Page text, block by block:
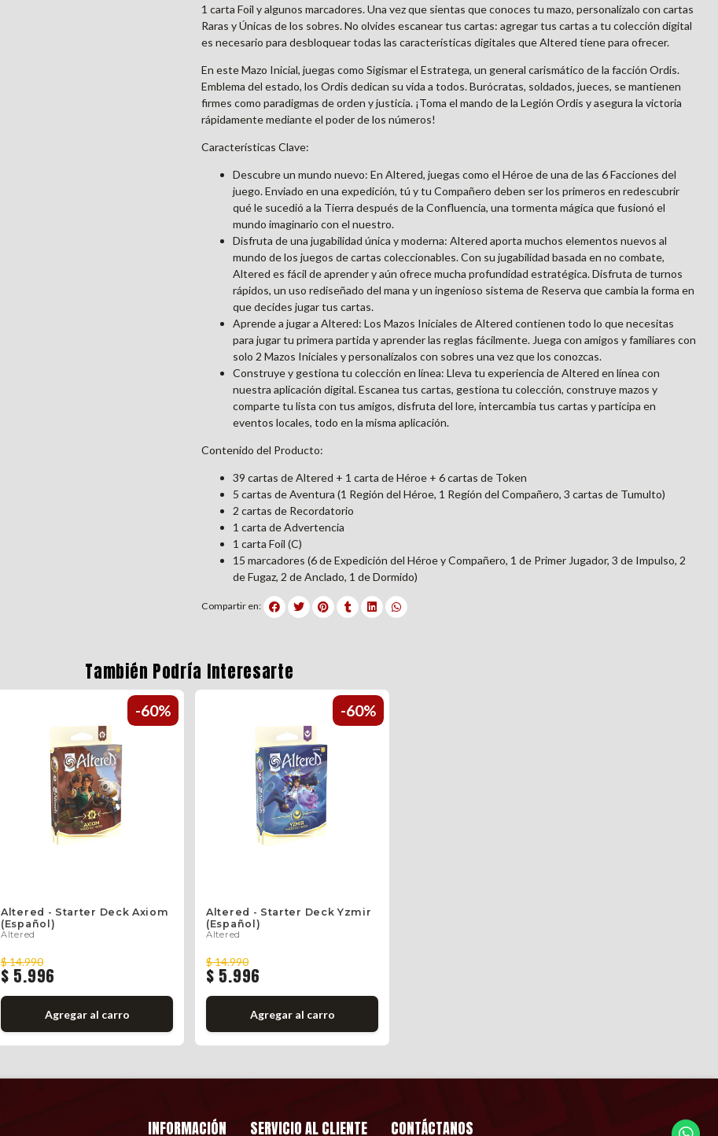
1 carta Foil y algunos marcadores. Una vez que sientas que conoces tu mazo, personalízalo con cartas
Raras y Únicas de los sobres. No olvides escanear tus cartas: agregar tus cartas a tu colección digital
es necesario para desbloquear todas las características digitales que Altered tiene para ofrecer.
En este Mazo Inicial, juegas como Sigismar el Estratega, un general carismático de la facción Ordis.
Emblema del estado, los Ordis dedican su vida a todos. Burócratas, soldados, jueces, se mantienen
firmes como paradigmas de orden y justicia. ¡Toma el mando de la Legión Ordis y asegura la victoria
rápidamente mediante el poder de los números!
Características Clave:
Descubre un mundo nuevo: En Altered, juegas como el Héroe de una de las 6 Facciones del
juego. Enviado en una expedición, tú y tu Compañero deben ser los primeros en redescubrir
qué le sucedió a la Tierra después de la Confluencia, una tormenta mágica que fusionó el
mundo imaginario con el nuestro.
Disfruta de una jugabilidad única y moderna: Altered aporta muchos elementos nuevos al
mundo de los juegos de cartas coleccionables. Con su jugabilidad basada en no combate,
Altered es fácil de aprender y aún ofrece mucha profundidad estratégica. Disfruta de turnos
rápidos, un uso rediseñado del mana y un ingenioso sistema de Reserva que cambia la forma en
que decides jugar tus cartas.
Aprende a jugar a Altered: Los Mazos Iniciales de Altered contienen todo lo que necesitas
para jugar tu primera partida y aprender las reglas fácilmente. Juega con amigos y familiares con
solo 2 Mazos Iniciales y personalízalos con sobres una vez que los conozcas.
Construye y gestiona tu colección en línea: Lleva tu experiencia de Altered en línea con
nuestra aplicación digital. Escanea tus cartas, gestiona tu colección, construye mazos y
comparte tu lista con tus amigos, disfruta del lore, intercambia tus cartas y participa en
eventos locales, todo en la misma aplicación.
Contenido del Producto:
39 cartas de Altered + 1 carta de Héroe + 6 cartas de Token
5 cartas de Aventura (1 Región del Héroe, 1 Región del Compañero, 3 cartas de Tumulto)
2 cartas de Recordatorio
1 carta de Advertencia
1 carta Foil (C)
15 marcadores (6 de Expedición del Héroe y Compañero, 1 de Primer Jugador, 3 de Impulso, 2
de Fugaz, 2 de Anclado, 1 de Dormido)
Compartir en:
También Podría Interesarte
-60%
Altered - Starter Deck Axiom
(Español)
Altered
$ 14.990
$ 5.996
Agregar al carro
-60%
Altered - Starter Deck Yzmir
(Español)
Altered
$ 14.990
$ 5.996
Agregar al carro
INFORMACIÓN SERVICIO AL CLIENTE CONTÁCTANOS